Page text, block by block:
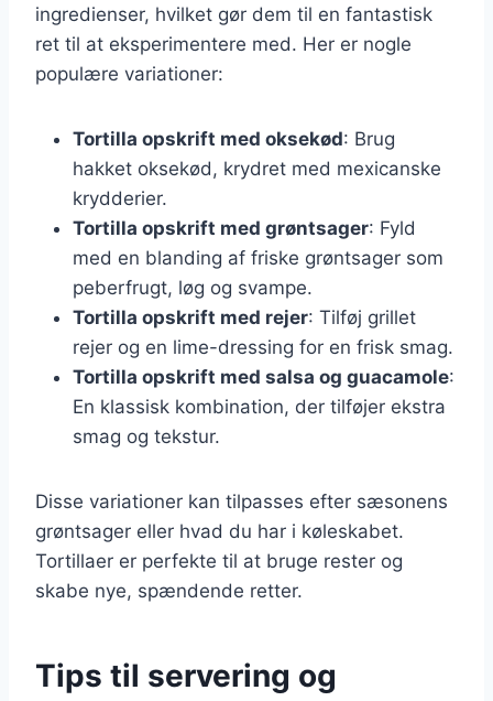
ingredienser, hvilket gør dem til en fantastisk
ret til at eksperimentere med. Her er nogle
populære variationer:
Tortilla opskrift med oksekød: Brug
hakket oksekød, krydret med mexicanske
krydderier.
Tortilla opskrift med grøntsager: Fyld
med en blanding af friske grøntsager som
peberfrugt, løg og svampe.
Tortilla opskrift med rejer: Tilføj grillet
rejer og en lime-dressing for en frisk smag.
Tortilla opskrift med salsa og guacamole:
En klassisk kombination, der tilføjer ekstra
smag og tekstur.
Disse variationer kan tilpasses efter sæsonens
grøntsager eller hvad du har i køleskabet.
Tortillaer er perfekte til at bruge rester og
skabe nye, spændende retter.
Tips til servering og